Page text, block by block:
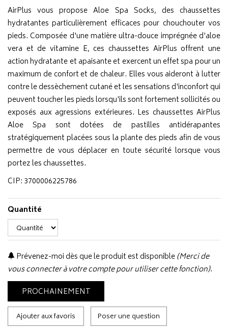
AirPlus vous propose Aloe Spa Socks, des chaussettes
hydratantes particulièrement efficaces pour chouchouter vos
pieds. Composée d'une matière ultra-douce imprégnée d'aloe
vera et de vitamine E, ces chaussettes AirPlus offrent une
action hydratante et apaisante et exercent un effet spa pour un
maximum de confort et de chaleur. Elles vous aideront à lutter
contre le dessèchement cutané et les sensations d'inconfort qui
peuvent toucher les pieds lorsqu'ils sont fortement sollicités ou
exposés aux agressions extérieures. Les chaussettes AirPlus
Aloe Spa sont dotées de pastilles antidérapantes
stratégiquement placées sous la plante des pieds afin de vous
permettre de vous déplacer en toute sécurité lorsque vous
portez les chaussettes.
CIP: 3700006225786
Quantité
Prévenez-moi dès que le produit est disponible(Merci de
vous connecter à votre compte pour utiliser cette fonction).
PROCHAINEMENT
Ajouter aux favoris Poser une question